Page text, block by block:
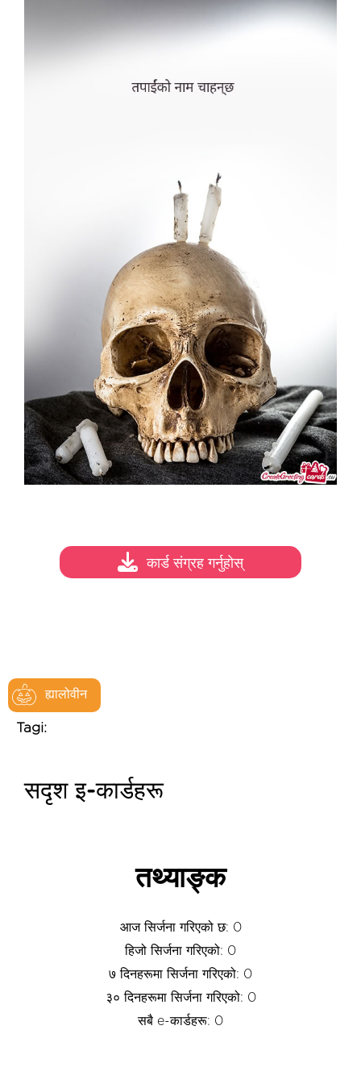
ह्यालोवीन
Tagi:
कार्ड संग्रह गर्नुहोस्
सदृश इ-कार्डहरू
तथ्याङ्क
आज सिर्जना गरिएको छ: 0
हिजो सिर्जना गरिएको: 0
७ दिनहरूमा सिर्जना गरिएको: 0
३० दिनहरूमा सिर्जना गरिएको: 0
सबै e-कार्डहरू: 0